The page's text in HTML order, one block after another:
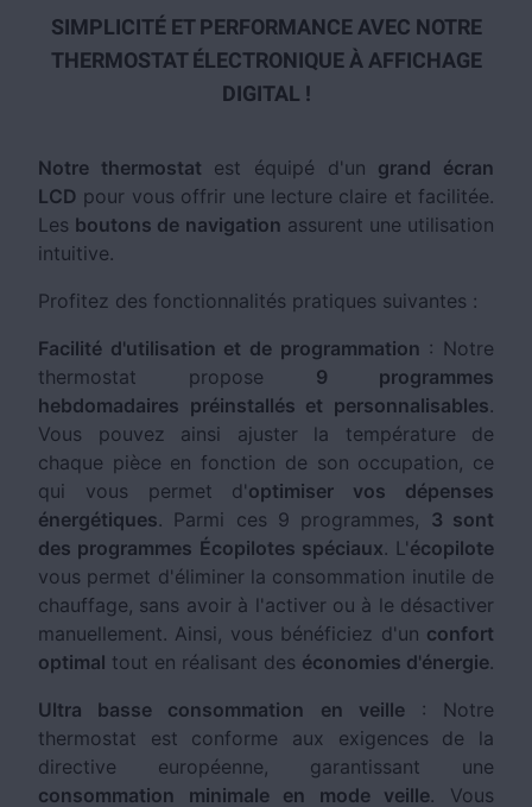
SIMPLICITÉ ET PERFORMANCE AVEC NOTRE
THERMOSTAT ÉLECTRONIQUE À AFFICHAGE
DIGITAL !
Notre thermostat est équipé d'un grand écran
LCD pour vous offrir une lecture claire et facilitée.
Les boutons de navigation assurent une utilisation
intuitive.
Profitez des fonctionnalités pratiques suivantes :
Facilité d'utilisation et de programmation : Notre
thermostat propose 9 programmes
hebdomadaires préinstallés et personnalisables.
Vous pouvez ainsi ajuster la température de
chaque pièce en fonction de son occupation, ce
qui vous permet d'optimiser vos dépenses
énergétiques. Parmi ces 9 programmes, 3 sont
des programmes Écopilotes spéciaux. L'écopilote
vous permet d'éliminer la consommation inutile de
chauffage, sans avoir à l'activer ou à le désactiver
manuellement. Ainsi, vous bénéficiez d'un confort
optimal tout en réalisant des économies d'énergie.
Ultra basse consommation en veille: Notre
thermostat est conforme aux exigences de la
directive européenne, garantissant une
consommation minimale en mode veille. Vous